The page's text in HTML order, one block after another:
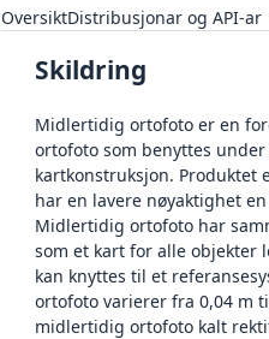
OversiktDistribusjonar og API-ar
Skildring
Midlertidig ortofoto er en
ortofoto som benyttes
kartkonstruksjon. Produktet
har en lavere nøyaktighet
Midlertidig ortofoto har
som et kart for alle objekter
kan knyttes til et
ortofoto varierer fra 0,04 m
midlertidig ortofoto kalt